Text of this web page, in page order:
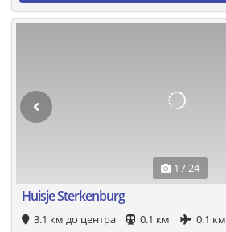
1 / 24
Huisje Sterkenburg
3.1 км до центра 0.1 км 0.1 км